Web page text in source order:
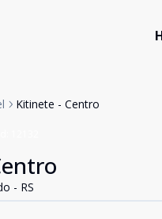
Kitinete - Centro
- RS